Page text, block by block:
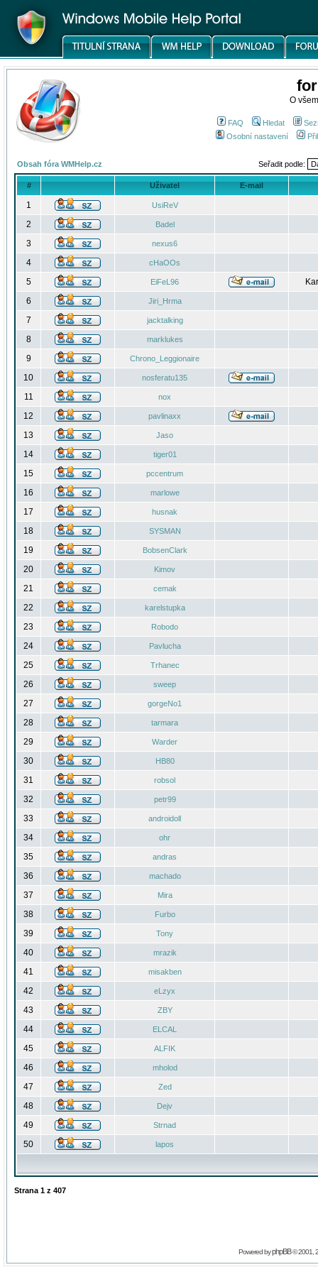
O
FAQ Hledat
Osobní nastavení
Obsah fóra WMHelp.cz Seřadit podle:
# Uživatel E-mail
1 UsiReV
2 Badel
3 nexus6
4 cHaOOs
5 EiFeL96
6
Jiri_Hrma
7 jacktalking
8 marklukes
9 Chrono_Leggionaire
10 nosferatu135
11 nox
12 pavlinaxx
13 Jaso
14 tiger01
15 pccentrum
16 marlowe
17 husnak
18 SYSMAN
19 BobsenClark
20 Kimov
21 cemak
22 karelstupka
23 Robodo
24 Pavlucha
25 Trhanec
26 sweep
27 gorgeNo1
28 tarmara
29 Warder
30 HB80
31 robsol
32 petr99
33 androidoll
34 ohr
35 andras
36 machado
37 Mira
38 Furbo
39 Tony
40 mrazik
41 misakben
42 eLzyx
43 ZBY
44 ELCAL
45 ALFIK
46 mholod
47 Zed
48 Dejv
49 Strnad
50 lapos
Strana 1 z 407
Powered byphpBB© 2001,